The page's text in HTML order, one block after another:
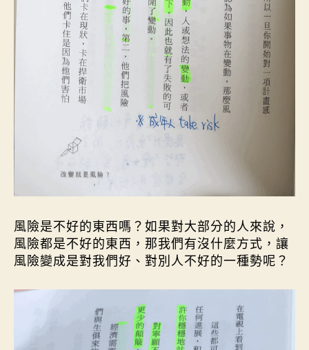
風險是不好的東西嗎？如果對大部分的人來說，
風險都是不好的東西，那我們有沒什麼方式，讓
風險變成是對我們好、對別人不好的一種勢呢？